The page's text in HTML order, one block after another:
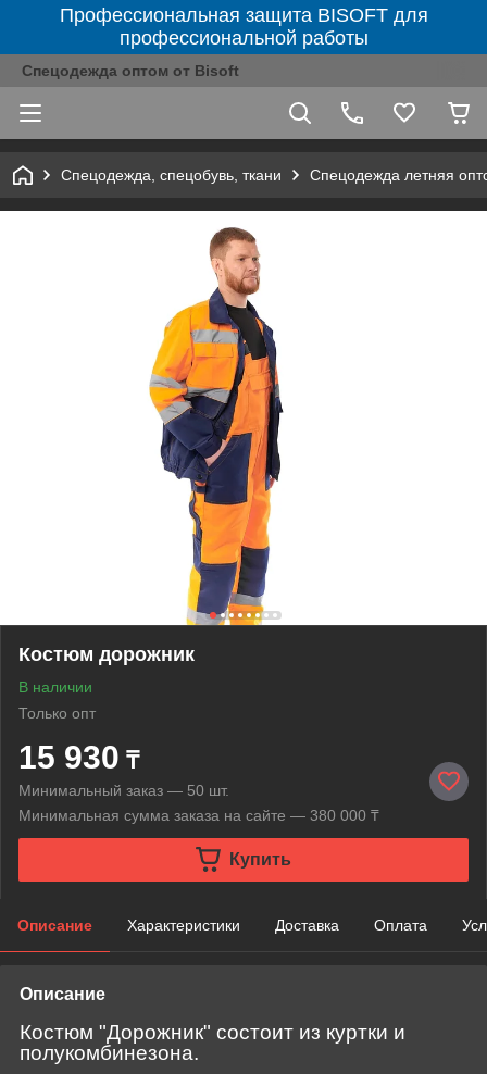
Профессиональная защита BISOFT для
профессиональной работы
Спецодежда оптом от Bisoft
Спецодежда, спецобувь, ткани Спецодежда летняя
Костюм дорожник
В наличии
Только опт
15 930 ₸
Минимальный заказ — 50 шт.
Минимальная сумма заказа на сайте — 380 000 ₸
Купить
Описание Характеристики Доставка Оплата
Описание
Костюм "Дорожник" состоит из куртки и
полукомбинезона.